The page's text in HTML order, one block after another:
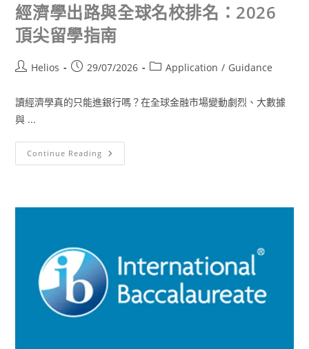
經濟學出路與全球名校排名：2026
頂尖留學指南
Helios 29/07/2026 Application / Guidance
讀經濟學真的只能進銀行嗎？在全球金融市場變動劇烈、大數據
與 ...
Continue Reading